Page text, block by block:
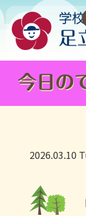
今日の
2026.03.10